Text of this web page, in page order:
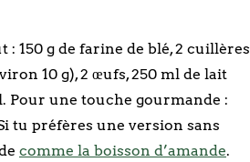
150 g de farine de blé, 2 cuillères
10 g), 2 œufs, 250 ml de lait
Pour une touche gourmande :
tu préfères une version sans
comme la boisson d’amande.